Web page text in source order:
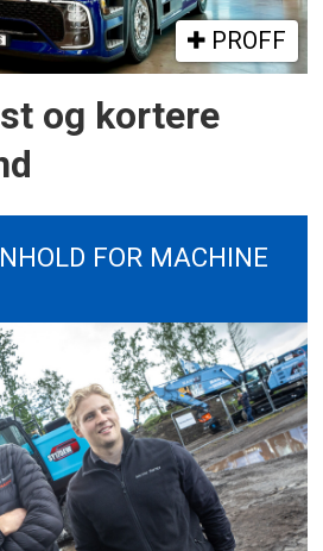
PROFF
og kortere
FOR MACHINE